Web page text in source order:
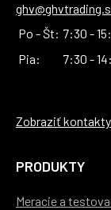
Po - Št: 7:30 -
Pia:
7:30 -
Zobraziť kontakty
PRODUKTY
Meracie a